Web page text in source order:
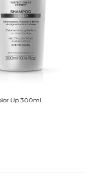
Up 300ml